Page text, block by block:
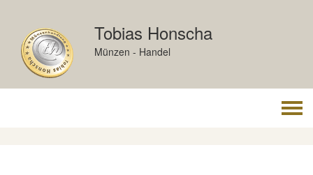
content
Tobias Honscha
Münzen - Handel